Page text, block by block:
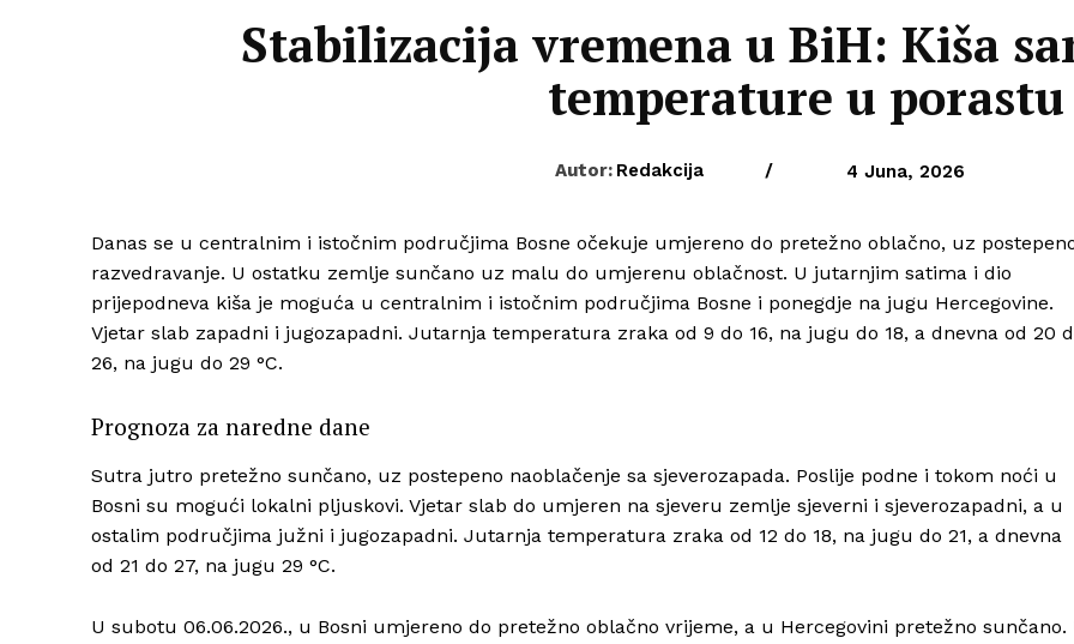
Stabilizacija vremena u BiH: Kiša
temperature u porastu
Autor: Redakcija / 4 Juna, 2026
Danas se u centralnim i istočnim područjima Bosne očekuje umjereno do pretežno oblačno, uz
razvedravanje. U ostatku zemlje sunčano uz malu do umjerenu oblačnost. U jutarnjim satima i dio
prijepodneva kiša je moguća u centralnim i istočnim područjima Bosne i ponegdje na jugu Hercegovine.
Vjetar slab zapadni i jugozapadni. Jutarnja temperatura zraka od 9 do 16, na jugu do 18, a dnevna od 20
26, na jugu do 29 °C.
Prognoza za naredne dane
Sutra jutro pretežno sunčano, uz postepeno naoblačenje sa sjeverozapada. Poslije podne i tokom noći u
Bosni su mogući lokalni pljuskovi. Vjetar slab do umjeren na sjeveru zemlje sjeverni i sjeverozapadni, a u
ostalim područjima južni i jugozapadni. Jutarnja temperatura zraka od 12 do 18, na jugu do 21, a dnevna
od 21 do 27, na jugu 29 °C.
U subotu 06.06.2026., u Bosni umjereno do pretežno oblačno vrijeme, a u Hercegovini pretežno sunčano.